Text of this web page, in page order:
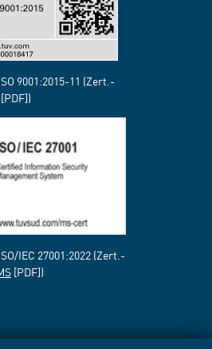
9001:2015-11 (Zert.-
[PDF])
IEC 27001:2022 (Zert.-
[PDF])